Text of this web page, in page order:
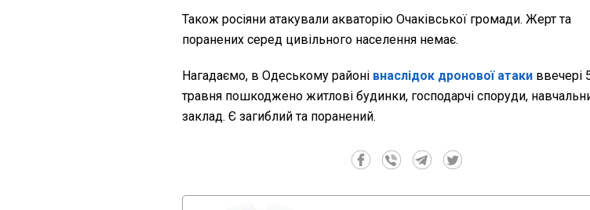
Також росіяни атакували акваторію Очаківської громади. Жерт та
поранених серед цивільного населення немає.
Нагадаємо, в Одеському районі внаслідок дронової атаки ввечері
травня пошкоджено житлові будинки, господарчі споруди,
заклад. Є загиблий та поранений.